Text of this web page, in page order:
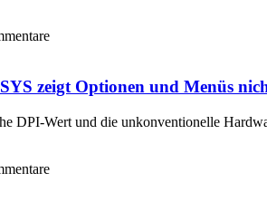
zeigt Optionen und Menüs
DPI-Wert und die unkonventionelle